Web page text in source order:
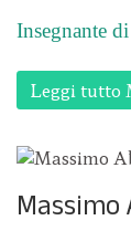
Insegnante
Leggi tutto
Massimo